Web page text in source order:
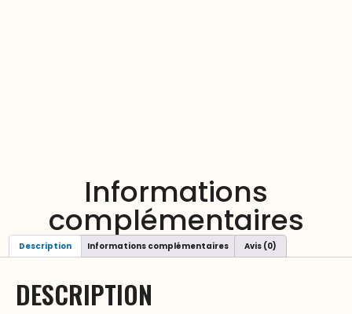
Informations
complémentaires
Description Informations complémentaires Avis (0)
DESCRIPTION